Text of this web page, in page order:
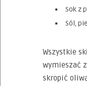
Sok z
Sól,
Wszystkie
wymieszać
skropić